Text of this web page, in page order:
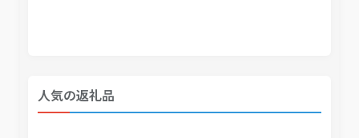
人気の返礼品